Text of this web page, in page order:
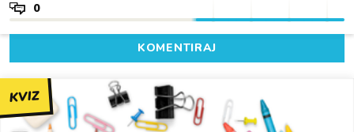
0
KOMENTIRAJ
KVIZ